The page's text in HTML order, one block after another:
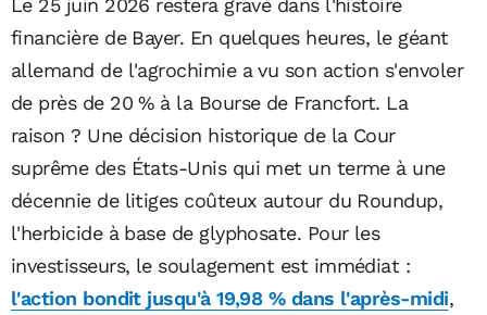
financière de Bayer. En quelques heures, le géant
allemand de l'agrochimie a vu son action s'envoler
de près de 20 % à la Bourse de Francfort. La
raison ? Une décision historique de la Cour
suprême des États-Unis qui met un terme à une
décennie de litiges coûteux autour du Roundup,
l'herbicide à base de glyphosate. Pour les
investisseurs, le soulagement est immédiat :
l'action bondit jusqu'à 19,98 % dans l'après-midi,